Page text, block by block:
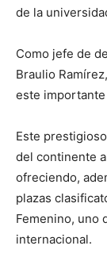
de la
Como jefe de
Braulio
este
Este
del continente
ofreciendo,
plazas
Femenino, uno
internacional.